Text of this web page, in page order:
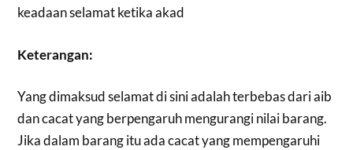
keadaan selamat ketika akad
Keterangan:
Yang dimaksud selamat di sini adalah terbebas dari aib
dan cacat yang berpengaruh mengurangi nilai barang.
Jika dalam barang itu ada cacat yang mempengaruhi